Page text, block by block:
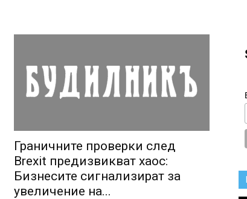
Граничните проверки след
Brexit предизвикват хаос:
Бизнесите сигнализират за
увеличение на...